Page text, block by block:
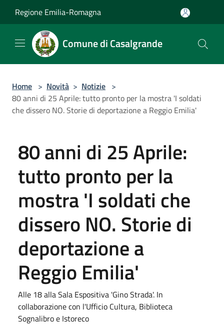
Regione Emilia-Romagna
Comune di Casalgrande
Home > Novità > Notizie >
80 anni di 25 Aprile: tutto pronto per la mostra 'I soldati
che dissero NO. Storie di deportazione a Reggio Emilia'
80 anni di 25 Aprile:
tutto pronto per la
mostra 'I soldati che
dissero NO. Storie di
deportazione a
Reggio Emilia'
Alle 18 alla Sala Espositiva 'Gino Strada'. In
collaborazione con l'Ufficio Cultura, Biblioteca
Sognalibro e Istoreco